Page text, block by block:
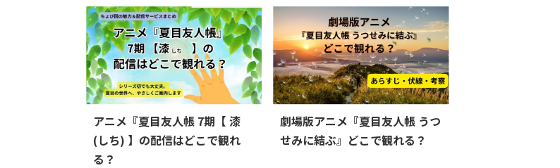
アニメ『夏目友人帳 7期【 漆
(しち) 】の配信はどこで観れ
る？
劇場版アニメ『夏目友人帳 うつ
せみに結ぶ』どこで観れる？